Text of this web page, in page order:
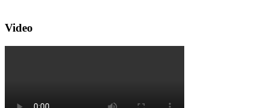
Video